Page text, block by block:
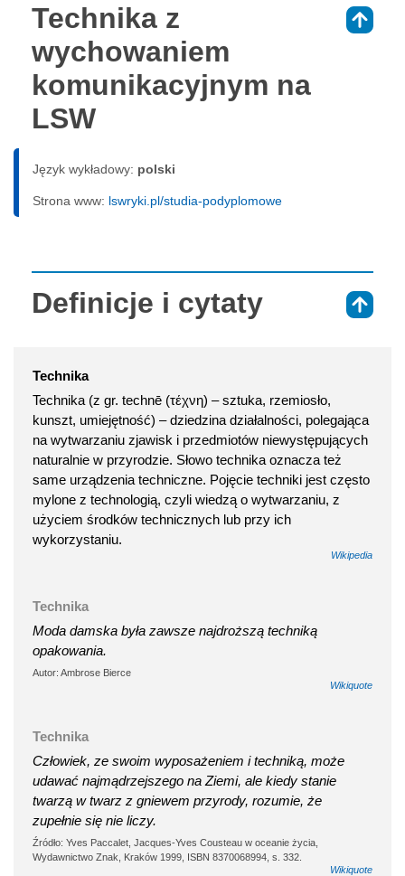
Technika z
wychowaniem
komunikacyjnym na
LSW
Język wykładowy: polski
Strona www: lswryki.pl/studia-podyplomowe
Definicje i cytaty
Technika
Technika (z gr. technē (τέχνη) – sztuka, rzemiosło,
kunszt, umiejętność) – dziedzina działalności, polegająca
na wytwarzaniu zjawisk i przedmiotów niewystępujących
naturalnie w przyrodzie. Słowo technika oznacza też
same urządzenia techniczne. Pojęcie techniki jest często
mylone z technologią, czyli wiedzą o wytwarzaniu, z
użyciem środków technicznych lub przy ich
wykorzystaniu.
Wikipedia
Technika
Moda damska była zawsze najdroższą techniką
opakowania.
Autor: Ambrose Bierce
Wikiquote
Technika
Człowiek, ze swoim wyposażeniem i techniką, może
udawać najmądrzejszego na Ziemi, ale kiedy stanie
twarzą w twarz z gniewem przyrody, rozumie, że
zupełnie się nie liczy.
Źródło: Yves Paccalet, Jacques-Yves Cousteau w oceanie życia,
Wydawnictwo Znak, Kraków 1999, ISBN 8370068994, s. 332.
Wikiquote